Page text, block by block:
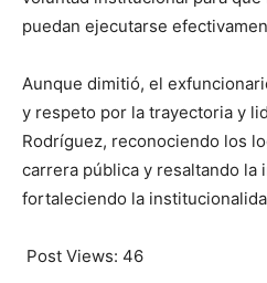
puedan ejecutarse
Aunque dimitió, el
y respeto por la trayectoria y
Rodríguez, reconociendo los
carrera pública y resaltando la
fortaleciendo la
Post Views: 46